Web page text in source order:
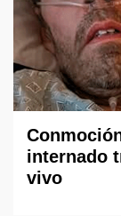
internado
vivo